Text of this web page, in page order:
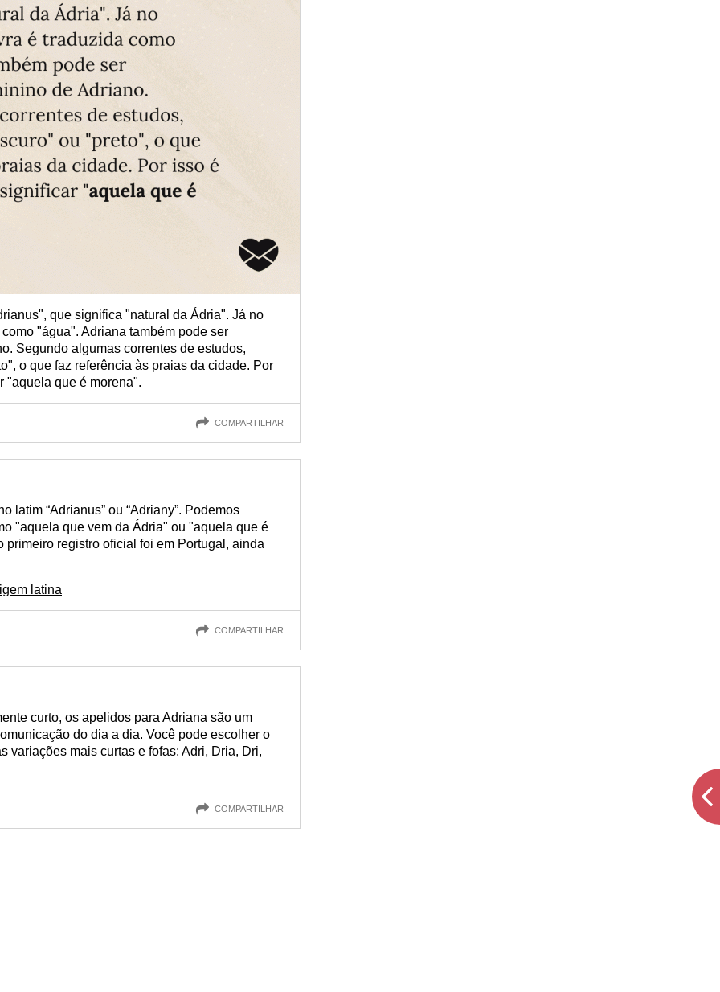
que significa "natural da Ádria". Já no
"água". Adriana também pode ser
Segundo algumas correntes de estudos,
o que faz referência às praias da cidade. Por
"aquela que é morena".
COMPARTILHAR
latim “Adrianus” ou “Adriany”. Podemos
"aquela que vem da Ádria" ou "aquela que é
primeiro registro oficial foi em Portugal, ainda
latina
COMPARTILHAR
curto, os apelidos para Adriana são um
do dia a dia. Você pode escolher o
variações mais curtas e fofas: Adri, Dria, Dri,
COMPARTILHAR